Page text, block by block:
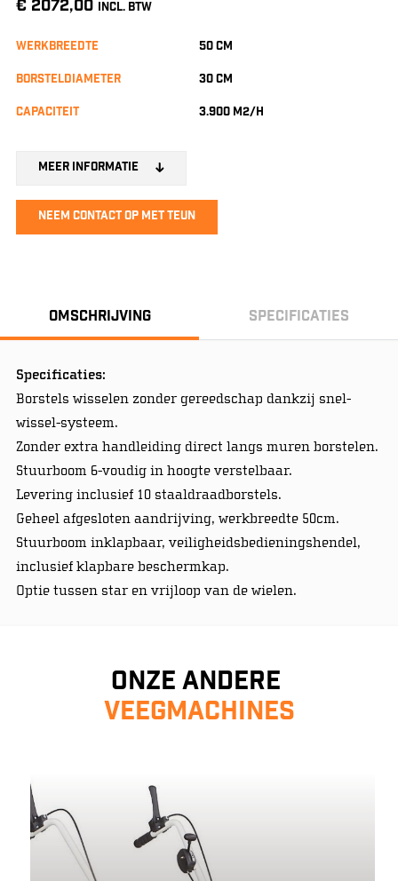
€ 2072,00 INCL. BTW
Werkbreedte
50 cm
Borsteldiameter
30 cm
Capaciteit
3.900 m2/h
Meer informatie
Neem contact op met Teun
Omschrijving Specificaties
Specificaties:
Borstels wisselen zonder gereedschap dankzij snel-
wissel-systeem.
Zonder extra handleiding direct langs muren borstelen.
Stuurboom 6-voudig in hoogte verstelbaar.
Levering inclusief 10 staaldraadborstels.
Geheel afgesloten aandrijving, werkbreedte 50cm.
Stuurboom inklapbaar, veiligheidsbedieningshendel,
inclusief klapbare beschermkap.
Optie tussen star en vrijloop van de wielen.
Onze andere
veegmachines